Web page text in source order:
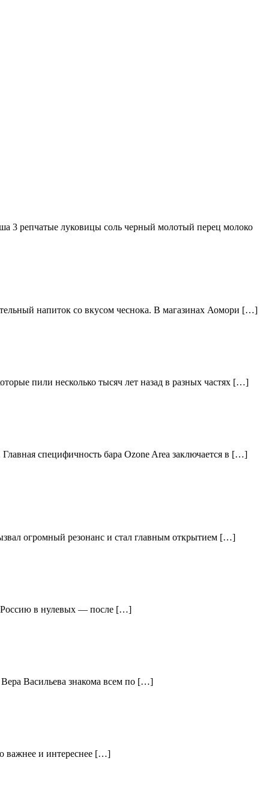
3 репчатые луковицы соль черный молотый перец молоко
напиток со вкусом чеснока. В магазинах Аомори […]
пили несколько тысяч лет назад в разных частях […]
специфичность бара Ozone Area заключается в […]
огромный резонанс и стал главным открытием […]
Россию в нулевых — после […]
Васильева знакома всем по […]
важнее и интереснее […]